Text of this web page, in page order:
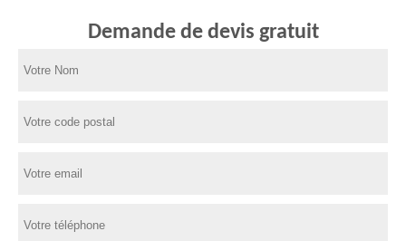
Demande de devis gratuit